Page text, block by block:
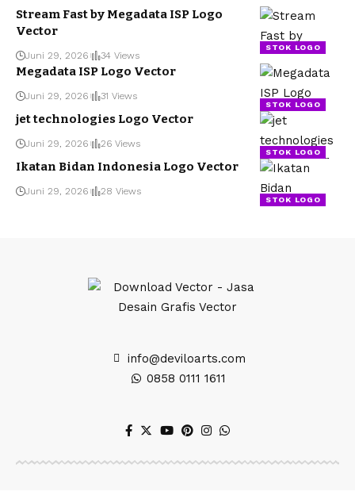
STOK LOGO
Stream Fast by Megadata ISP Logo
Vector
Juni 29, 2026 34 Views
STOK LOGO
Megadata ISP Logo Vector
Juni 29, 2026 31 Views
STOK LOGO
jet technologies Logo Vector
Juni 29, 2026 26 Views
STOK LOGO
Ikatan Bidan Indonesia Logo Vector
Juni 29, 2026 28 Views
info@deviloarts.com
0858 0111 1611